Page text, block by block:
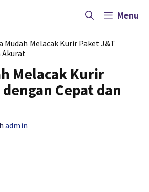
Menu
Mudah Melacak Kurir Paket J&T
Akurat
Melacak Kurir
Cepat dan
admin